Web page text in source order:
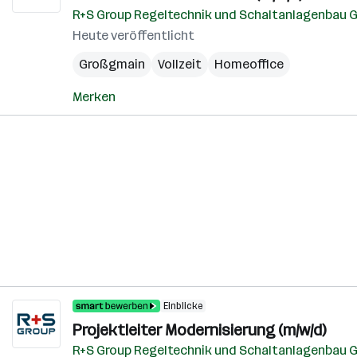
R+S Group Regeltechnik und Schaltanlagenbau
Heute veröffentlicht
Großgmain
Vollzeit Homeoffice
Merken
Einblicke
Projektleiter Modernisierung (m/w/d)
R+S Group Regeltechnik und Schaltanlagenbau